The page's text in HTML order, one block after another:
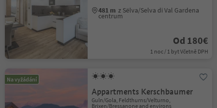
481 m z Sëlva/Selva di Val Gardena
centrum
Od 180€
1 noc / 1 byt Včetně DPH
Na vyžádání
Appartments Kerschbaumer
Guln/Gola, Feldthurns/Velturno,
Brixen/Bressanone and environs